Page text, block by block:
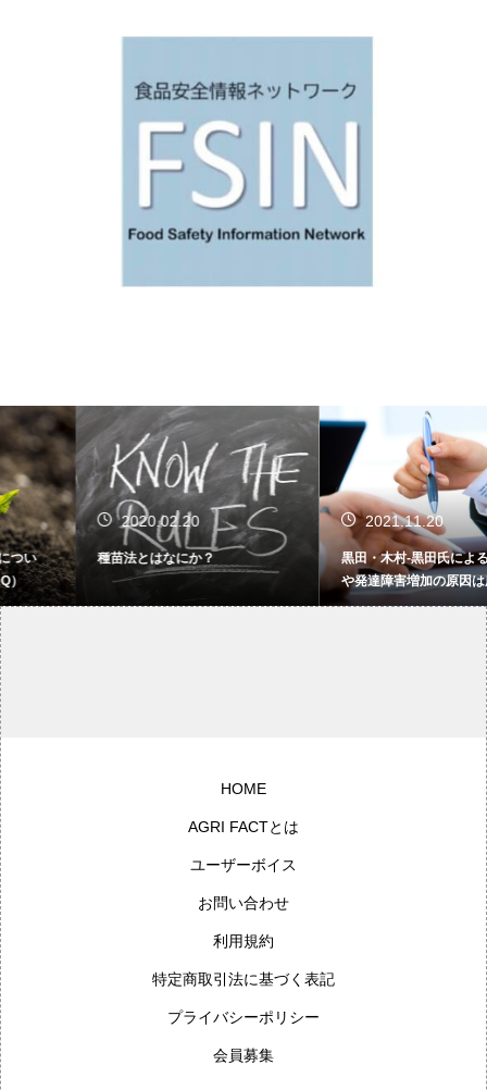
2020.02.20
種苗法とはなにか？
2021.11.20
黒田・木村-黒田氏による「自閉症
や発達障害増加の原因は農薬」は
不正確
HOME
AGRI FACTとは
ユーザーボイス
お問い合わせ
利用規約
特定商取引法に基づく表記
プライバシーポリシー
会員募集